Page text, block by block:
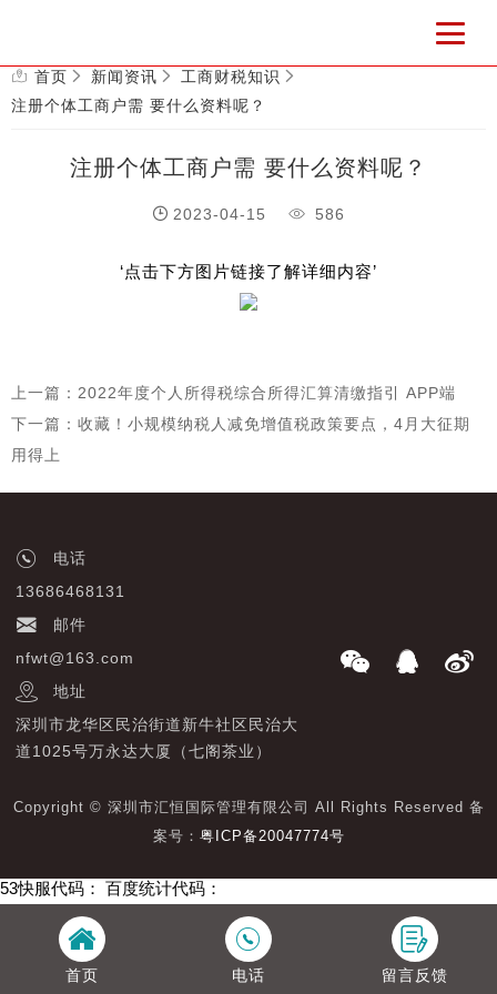
首页 新闻资讯
工商财税知识
注册个体工商户需 要什么资料呢？
注册个体工商户需 要什么资料呢？
2023-04-15 586
‘点击下方图片链接了解详细内容’
上一篇：2022年度个人所得税综合所得汇算清缴指引 APP端
下一篇：收藏！小规模纳税人减免增值税政策要点，4月大征期
用得上
电话
13686468131
邮件
nfwt@163.com
地址
深圳市龙华区民治街道新牛社区民治大
道1025号万永达大厦（七阁茶业）
Copyright © 深圳市汇恒国际管理有限公司 All Rights Reserved 备
案号： 粤ICP备20047774号
首页 电话 留言反馈
53快服代码： 百度统计代码：